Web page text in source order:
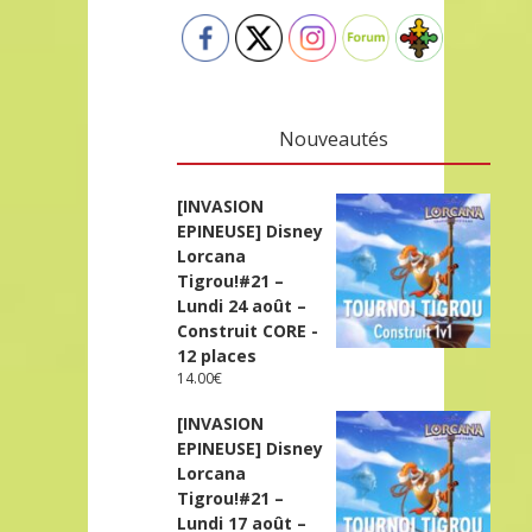
Nouveautés
[INVASION
EPINEUSE] Disney
Lorcana
Tigrou!#21 –
Lundi 24 août –
Construit CORE -
12 places
14.00€
[INVASION
EPINEUSE] Disney
Lorcana
Tigrou!#21 –
Lundi 17 août –